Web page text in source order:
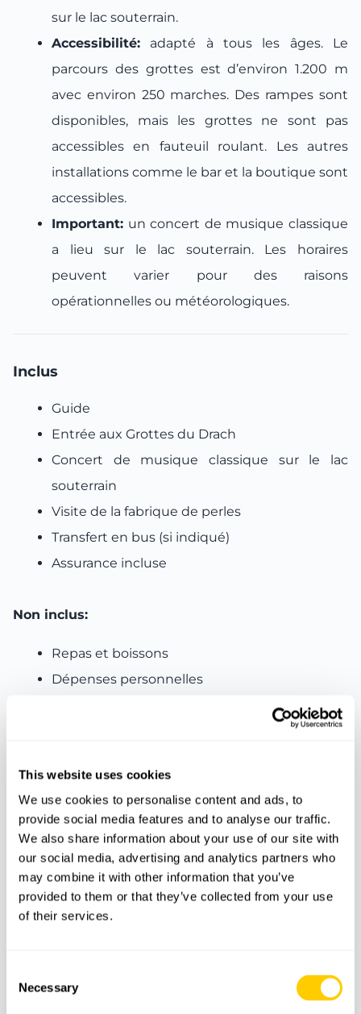
This website uses cookies
We use cookies to personalise content and ads, to
provide social media features and to analyse our traffic.
We also share information about your use of our site with
our social media, advertising and analytics partners who
may combine it with other information that you’ve
provided to them or that they’ve collected from your use
of their services.
Selection
Necessary
sur le lac souterrain.
Accessibilité: adapté à tous les âges. Le
parcours des grottes est d’environ 1.200 m
avec environ 250 marches. Des rampes sont
disponibles, mais les grottes ne sont pas
accessibles en fauteuil roulant. Les autres
installations comme le bar et la boutique sont
accessibles.
Important: un concert de musique classique
a lieu sur le lac souterrain. Les horaires
peuvent varier pour des raisons
opérationnelles ou météorologiques.
Inclus
Guide
Entrée aux Grottes du Drach
Concert de musique classique sur le lac
souterrain
Visite de la fabrique de perles
Transfert en bus (si indiqué)
Assurance incluse
Non inclus:
Repas et boissons
Dépenses personnelles
Caractéristiques
Guide Grottes Assurance
Bus
Perles de
Meeting Point